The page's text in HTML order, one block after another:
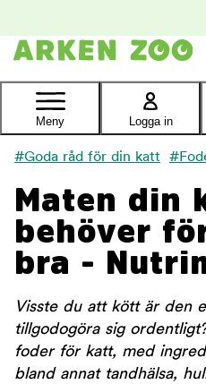
Kontakta
Meny Logga in
#Goda råd för din katt
Maten din
behöver
bra -
Visste du att kött är den
tillgodogöra sig
foder för katt, med
bland annat tandhälsa,